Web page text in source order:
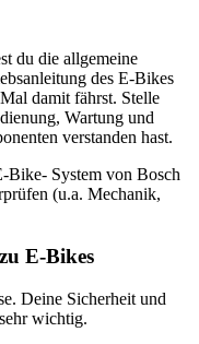
du die allgemeine
des E-Bikes
damit fährst. Stelle
Wartung und
verstanden hast.
Bike- System von Bosch
(u.a. Mechanik,
E-Bikes
Deine Sicherheit und
wichtig.